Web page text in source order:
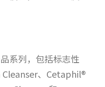
系列，包括标志性
、Cetaphil®